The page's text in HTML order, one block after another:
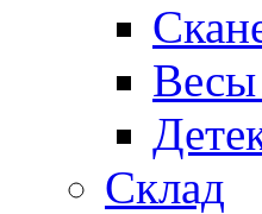
Весы
Склад